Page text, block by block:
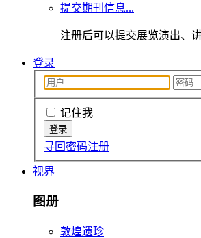
提交期刊信息...
注册后可以提交展览演出、
登录
记住我
寻回密码注册
视界
图册
敦煌遗珍